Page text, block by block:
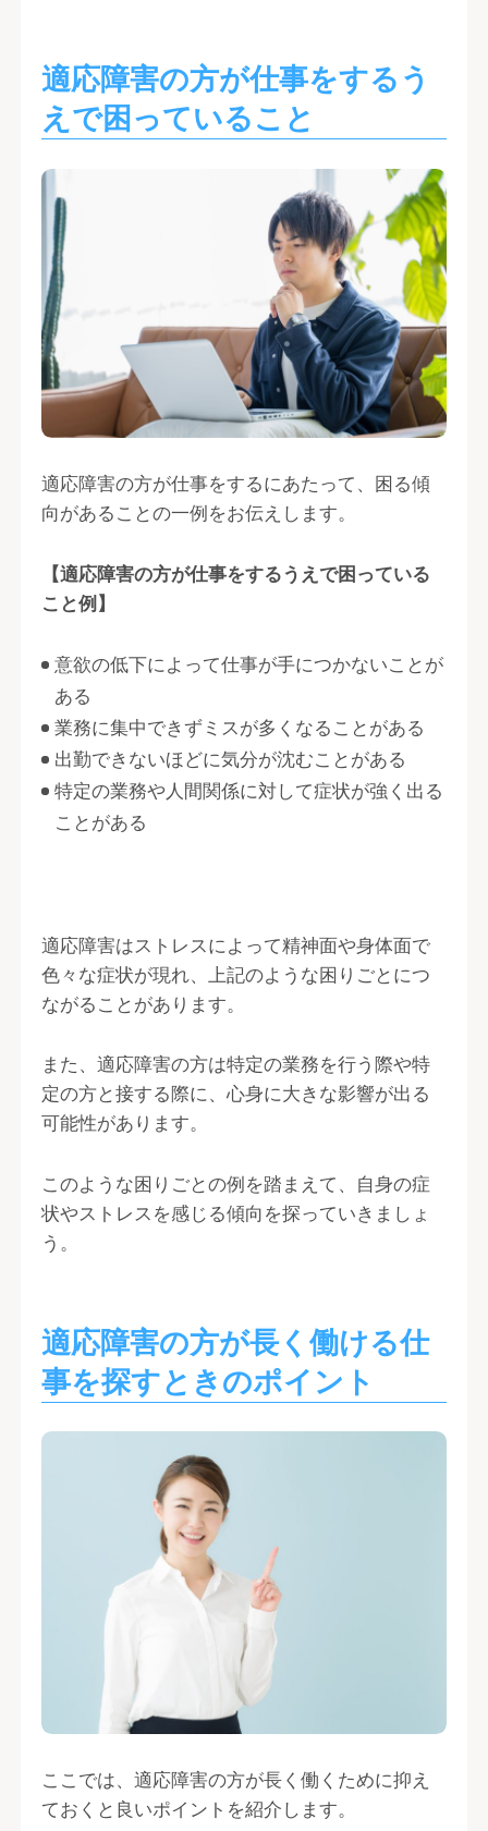
適応障害の方が仕事をするう
えで困っていること
適応障害の方が仕事をするにあたって、困る傾
向があることの一例をお伝えします。
【適応障害の方が仕事をするうえで困っている
こと例】
意欲の低下によって仕事が手につかないことが
ある
業務に集中できずミスが多くなることがある
出勤できないほどに気分が沈むことがある
特定の業務や人間関係に対して症状が強く出る
ことがある
適応障害はストレスによって精神面や身体面で
色々な症状が現れ、上記のような困りごとにつ
ながることがあります。
また、適応障害の方は特定の業務を行う際や特
定の方と接する際に、心身に大きな影響が出る
可能性があります。
このような困りごとの例を踏まえて、自身の症
状やストレスを感じる傾向を探っていきましょ
う。
適応障害の方が長く働ける仕
事を探すときのポイント
ここでは、適応障害の方が長く働くために抑え
ておくと良いポイントを紹介します。